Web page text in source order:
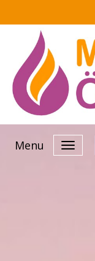
Menu